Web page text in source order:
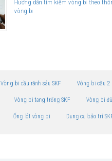
Hướng dẫn tìm kiếm vòng bi theo
vòng bi
Vòng bi cầu rãnh sâu SKF Vòng bi cầu 2
Vòng bi tang trống SKF Vòng bi
Ống lót vòng bi Dụng cụ bảo trì